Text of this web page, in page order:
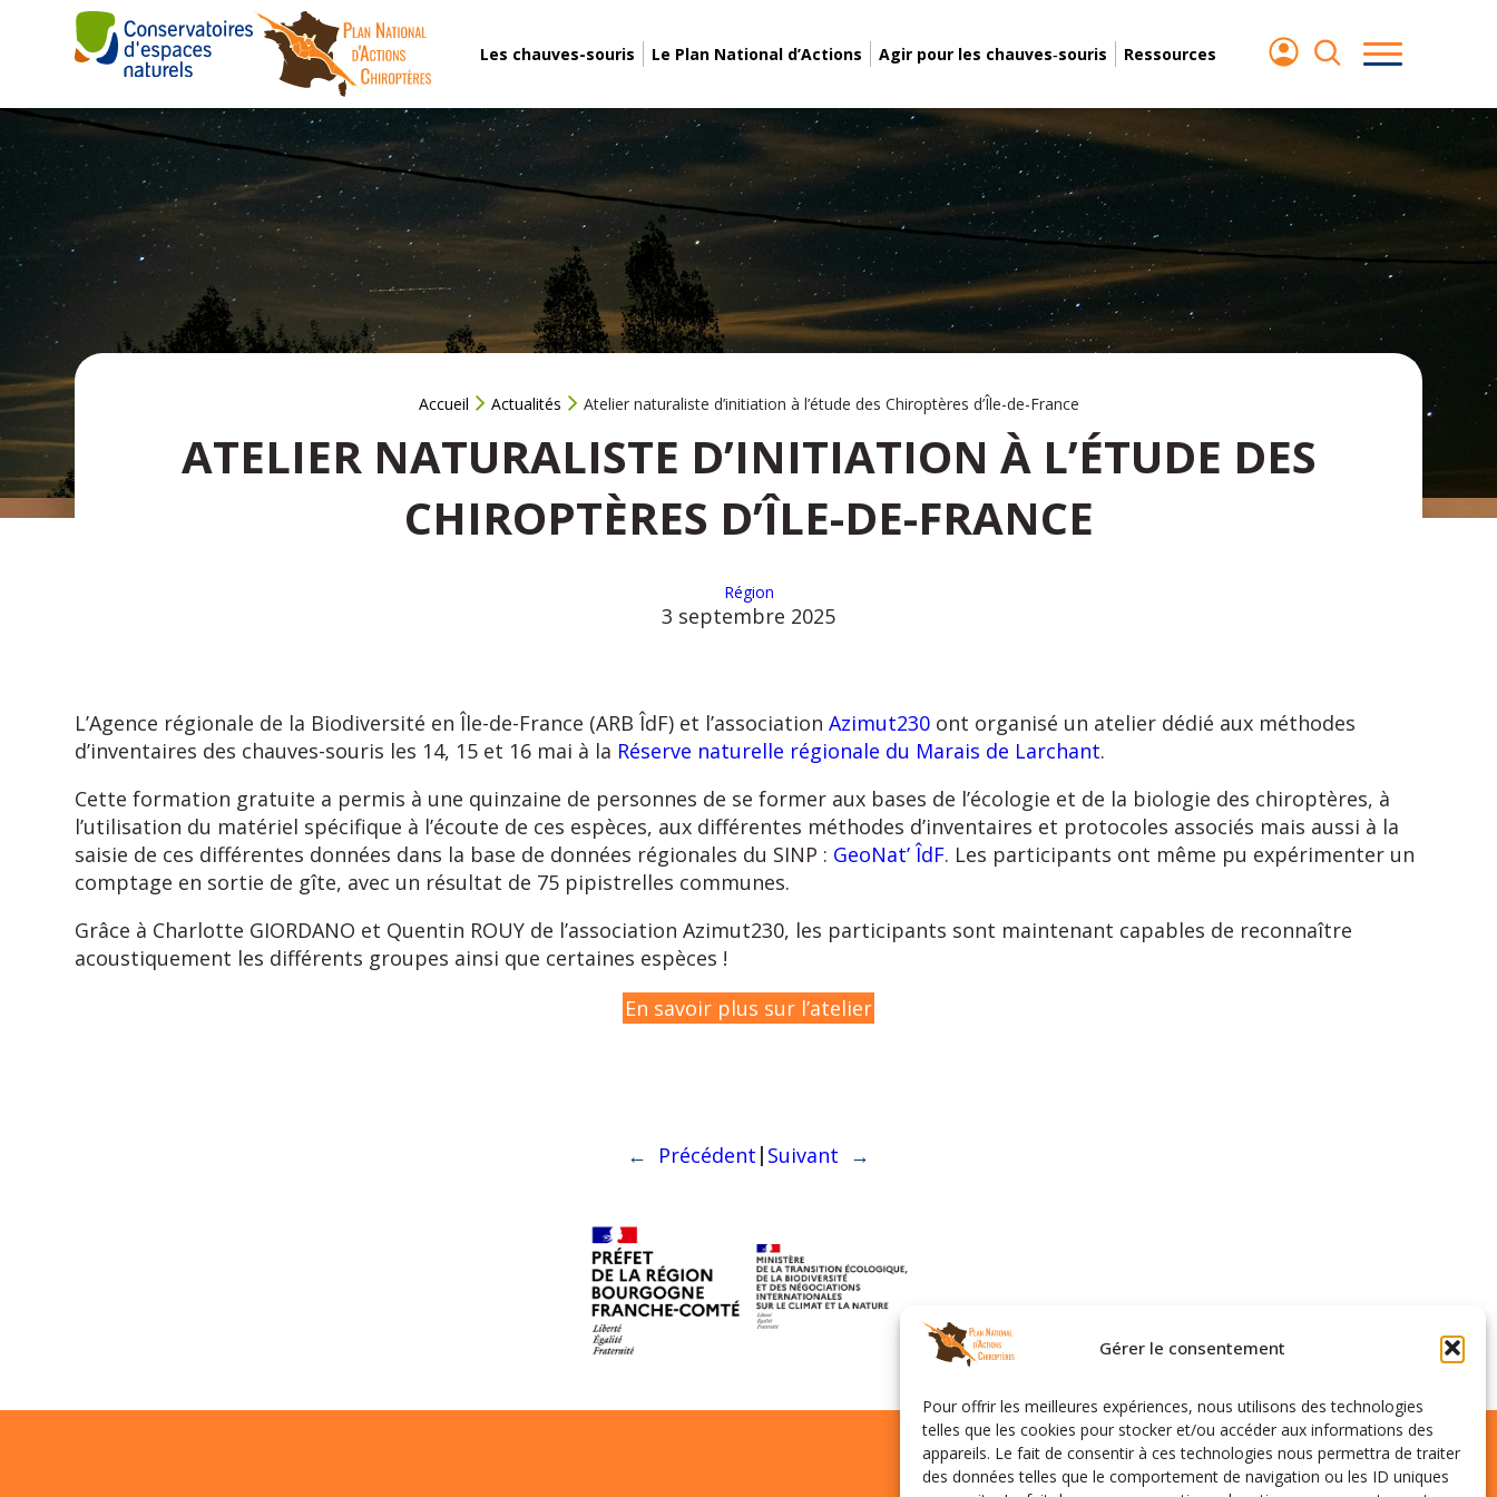
Gérer le consentement
Pour offrir les meilleures expériences, nous utilisons des technologies
telles que les cookies pour stocker et/ou accéder aux informations des
appareils. Le fait de consentir à ces technologies nous permettra de traiter
des données telles que le comportement de navigation ou les ID uniques
contenu
Les chauves-souris Le Plan National d’Actions Agir pour les chauves‑souris Ressources
Accueil Actualités Atelier naturaliste d’initiation à l’étude des Chiroptères d’Île-de-France
ATELIER NATURALISTE D’INITIATION À L’ÉTUDE DES
CHIROPTÈRES D’ÎLE-DE-FRANCE
Région
3 septembre 2025
L’Agence régionale de la Biodiversité en Île-de-France (ARB ÎdF) et l’associationAzimut230 ont organisé un atelier dédié aux méthodes
d’inventaires des chauves-souris les 14, 15 et 16 mai à la Réserve naturelle régionale du Marais de Larchant.
Cette formation gratuite a permis à une quinzaine de personnes de se former aux bases de l’écologie et de la biologie des chiroptères, à
l’utilisation du matériel spécifique à l’écoute de ces espèces, aux différentes méthodes d’inventaires et protocoles associés mais aussi à la
saisie de ces différentes données dans la base de données régionales du SINP : GeoNat’ ÎdF. Les participants ont même pu expérimenter un
comptage en sortie de gîte, avec un résultat de 75 pipistrelles communes.
Grâce à Charlotte GIORDANO et Quentin ROUY de l’association Azimut230, les participants sont maintenant capables de reconnaître
acoustiquement les différents groupes ainsi que certaines espèces !
En savoir plus sur l’atelier
← Précédent | Suivant →